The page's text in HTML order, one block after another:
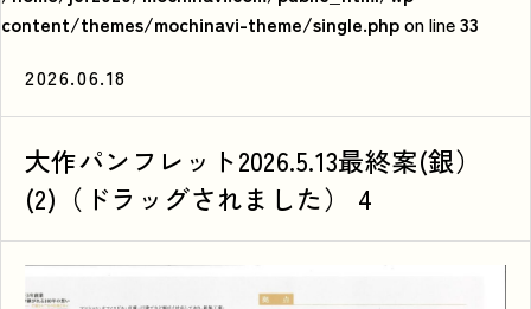
content/themes/mochinavi-theme/single.phpon line33
2026.06.18
大作パンフレット2026.5.13最終案(銀）
(2)（ドラッグされました） 4